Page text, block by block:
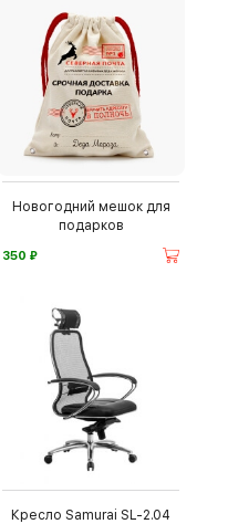
Новогодний мешок для
подарков
350 ⃏
Кресло Samurai SL-2.04